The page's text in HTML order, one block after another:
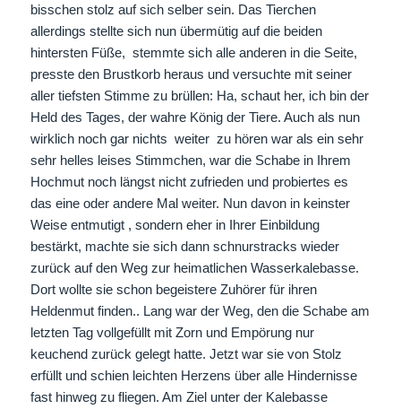
bisschen stolz auf sich selber sein. Das Tierchen
allerdings stellte sich nun übermütig auf die beiden
hintersten Füße, stemmte sich alle anderen in die Seite,
presste den Brustkorb heraus und versuchte mit seiner
aller tiefsten Stimme zu brüllen: Ha, schaut her, ich bin der
Held des Tages, der wahre König der Tiere. Auch als nun
wirklich noch gar nichts weiter zu hören war als ein sehr
sehr helles leises Stimmchen, war die Schabe in Ihrem
Hochmut noch längst nicht zufrieden und probiertes es
das eine oder andere Mal weiter. Nun davon in keinster
Weise entmutigt , sondern eher in Ihrer Einbildung
bestärkt, machte sie sich dann schnurstracks wieder
zurück auf den Weg zur heimatlichen Wasserkalebasse.
Dort wollte sie schon begeistere Zuhörer für ihren
Heldenmut finden.. Lang war der Weg, den die Schabe am
letzten Tag vollgefüllt mit Zorn und Empörung nur
keuchend zurück gelegt hatte. Jetzt war sie von Stolz
erfüllt und schien leichten Herzens über alle Hindernisse
fast hinweg zu fliegen. Am Ziel unter der Kalebasse